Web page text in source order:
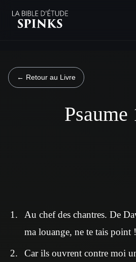
← Retour au Livre
Psaume
Au chef des chantres. De
ma louange, ne te tais point !
Car ils ouvrent contre moi